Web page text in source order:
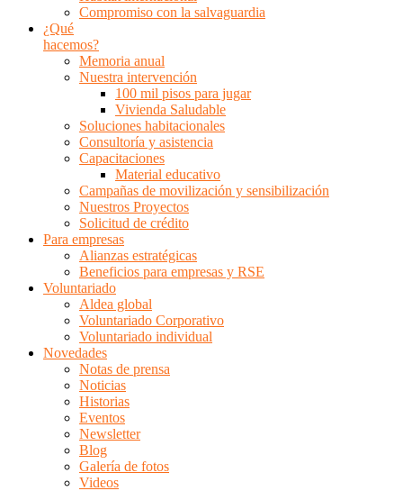
Compromiso con la salvaguardia
¿Qué
hacemos?
Memoria anual
Nuestra intervención
100 mil pisos para jugar
Vivienda Saludable
Soluciones habitacionales
Consultoría y asistencia
Capacitaciones
Material educativo
Campañas de movilización y sensibilización
Nuestros Proyectos
Solicitud de crédito
Para empresas
Alianzas estratégicas
Beneficios para empresas y RSE
Voluntariado
Aldea global
Voluntariado Corporativo
Voluntariado individual
Novedades
Notas de prensa
Noticias
Historias
Eventos
Newsletter
Blog
Galería de fotos
Videos